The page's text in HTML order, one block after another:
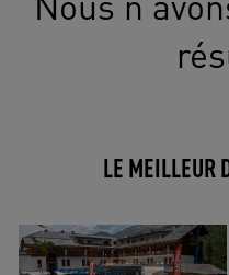
LE MEILLEUR